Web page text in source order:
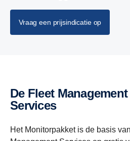
Vraag een prijsindicatie op
De Fleet Management Scania
Services
Het Monitorpakket is de basis